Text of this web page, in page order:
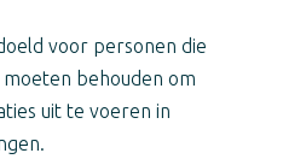
voor personen die
behouden om
uit te voeren in